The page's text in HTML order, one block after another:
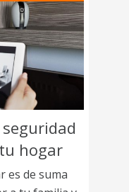
hogar
es de suma